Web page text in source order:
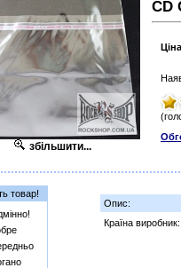
збільшити...
CD
товар!
Опис:
Країна виробник: